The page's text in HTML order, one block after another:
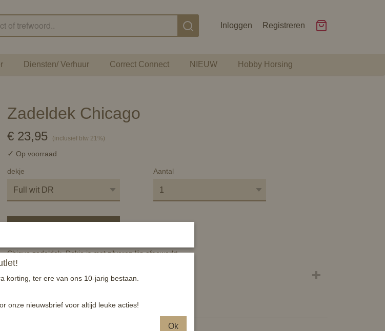
Inloggen Registreren
Diensten/ Verhuur Correct Connect NIEUW Hobby Horsing
Zadeldek Chicago
€ 23,95 (inclusief btw 21%)
✓ Op voorraad
dekje Aantal
Chique zadeldek. Dekje is met zilveren lijn afgewerkt.
korting, ter ere van ons 10-jarig bestaan.
onze nieuwsbrief voor altijd leuke acties!
Ok